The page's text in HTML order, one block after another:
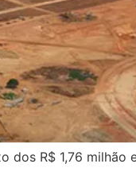
R$ 1,76